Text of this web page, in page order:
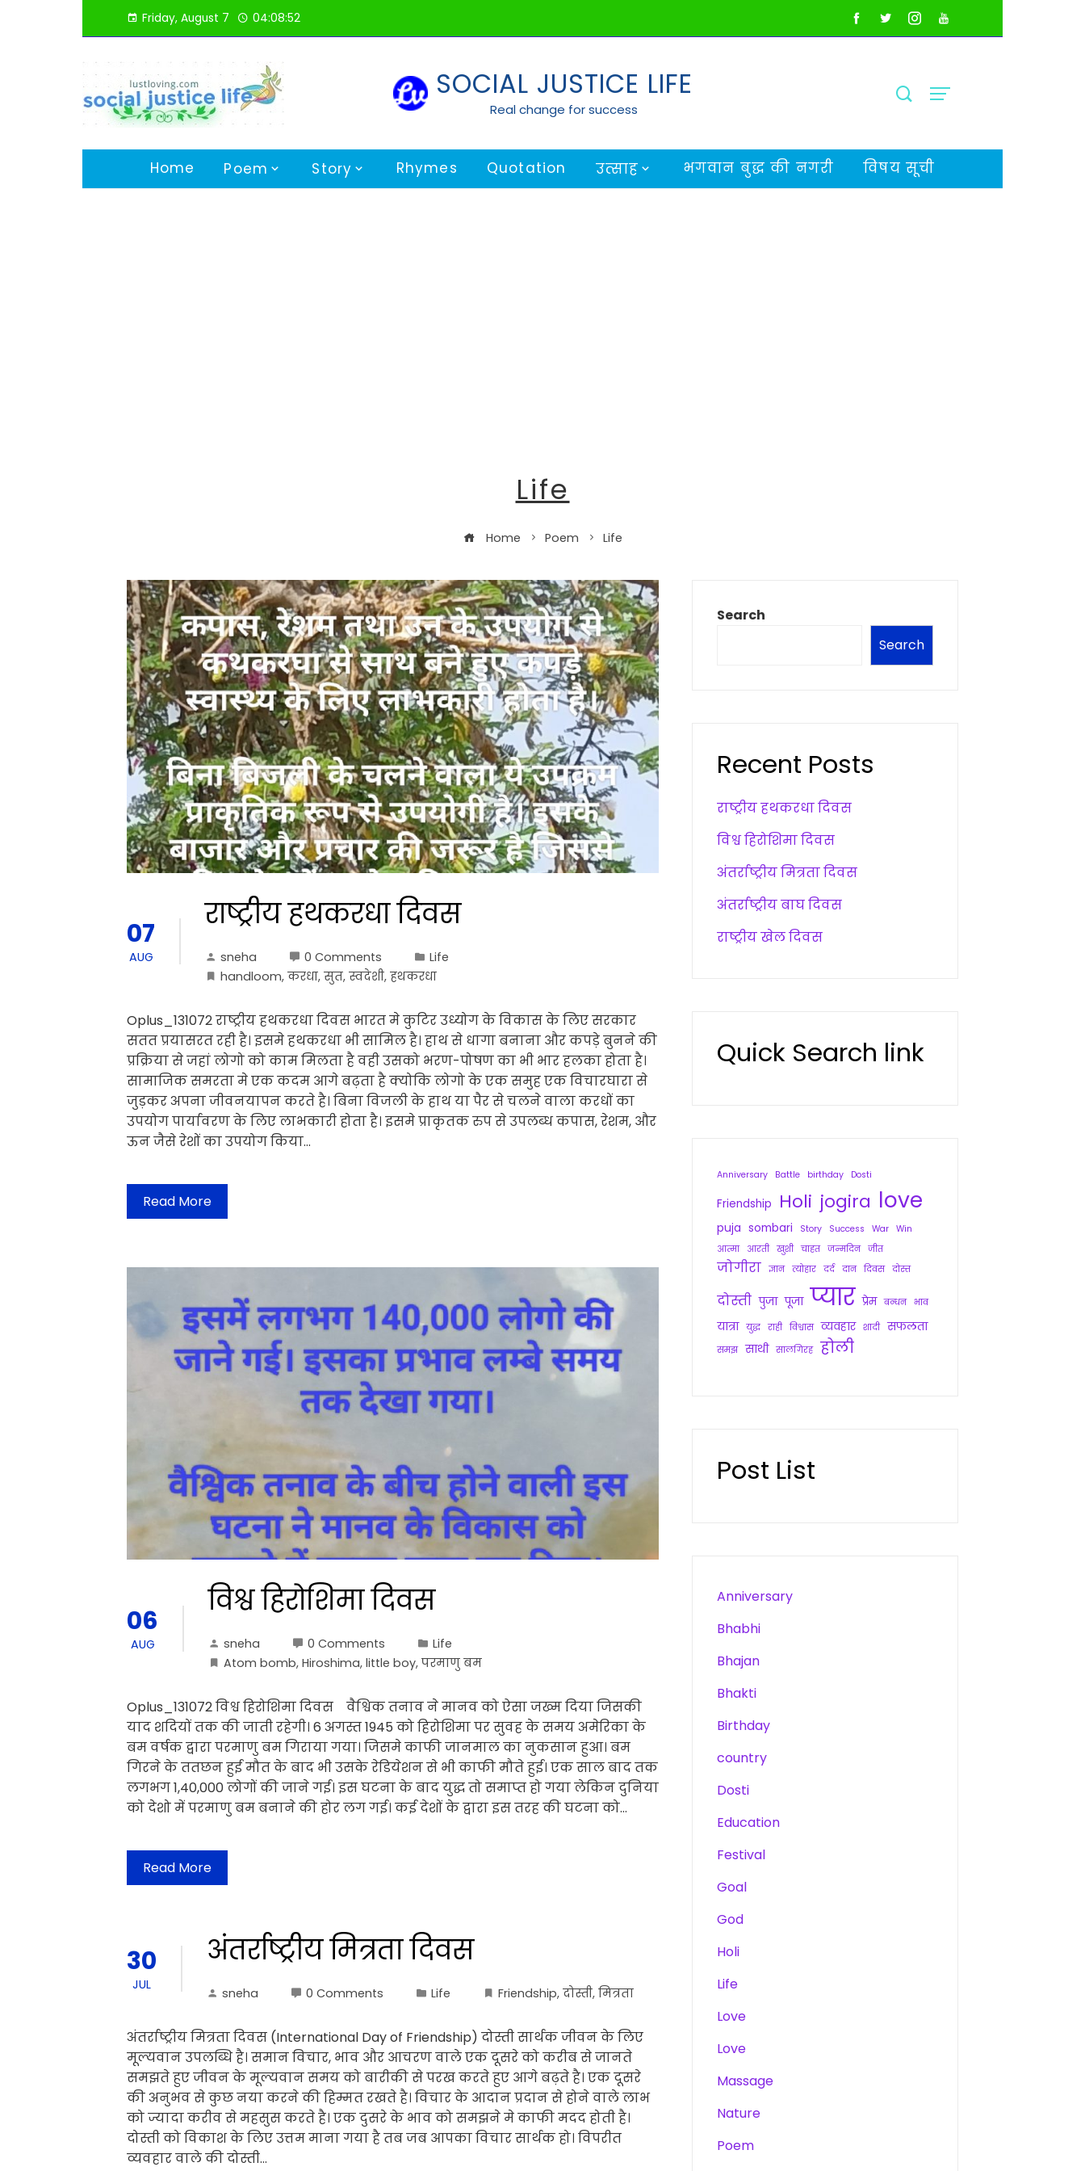
Friday, August 7 04:08:53
SOCIAL JUSTICE LIFE
Real change for success
Home Poem Story Rhymes Quotation उत्साह भगवान बुद्ध की नगरी विषय सूची
Life
Home Poem Life
07
AUG
राष्ट्रीय हथकरधा दिवस
sneha 0 Comments
Life
handloom, करधा, सुत, स्वदेशी, हथकरधा
Oplus_131072 राष्ट्रीय हथकरधा दिवस भारत मे कुटिर उध्योग के विकास के लिए सरकार
सतत प्रयासरत रही है। इसमे हथकरधा भी सामिल है। हाथ से धागा बनाना और कपड़े बुनने की
प्रक्रिया से जहां लोगो को काम मिलता है वही उसको भरण-पोषण का भी भार हलका होता है।
सामाजिक समरता मे एक कदम आगे बढ़ता है क्योकि लोगो के एक समुह एक विचारघारा से
जुड़कर अपना जीवनयापन करते है। बिना विजली के हाथ या पैर से चलने वाला करधों का
उपयोग पार्यावरण के लिए लाभकारी होता है। इसमे प्राकृतक रुप से उपलब्ध कपास, रेशम, और
ऊन जैसे रेशों का उपयोग किया…
Read More
06
AUG
विश्व हिरोशिमा दिवस
sneha 0 Comments
Life
Atom bomb, Hiroshima, little boy, परमाणु बम
Oplus_131072 विश्व हिरोशिमा दिवस वैश्विक तनाव ने मानव को ऐसा जख्म दिया जिसकी
याद शदियों तक की जाती रहेगी। 6 अगस्त 1945 को हिरोशिमा पर सुवह के समय अमेरिका के
बम वर्षक द्वारा परमाणु बम गिराया गया। जिसमे काफी जानमाल का नुकसान हुआ। बम
गिरने के ततछन हुई मौत के बाद भी उसके रेडियेशन से भी काफी मौते हुई। एक साल बाद तक
लगभग 1,40,000 लोगों की जाने गई। इस घटना के बाद युद्ध तो समाप्त हो गया लेकिन दुनिया
को देशो में परमाणु बम बनाने की होर लग गई। कई देशों के द्वारा इस तरह की घटना को…
Read More
30
JUL
अंतर्राष्ट्रीय मित्रता दिवस
sneha 0 Comments Life Friendship, दोस्ती, मित्रता
अंतर्राष्ट्रीय मित्रता दिवस (International Day of Friendship) दोस्ती सार्थक जीवन के लिए
मूल्यवान उपलब्धि है। समान विचार, भाव और आचरण वाले एक दूसरे को करीब से जानते
समझते हुए जीवन के मूल्यवान समय को बारीकी से परख करते हुए आगे बढ़ते है। एक दूसरे
की अनुभव से कुछ नया करने की हिम्मत रखते है। विचार के आदान प्रदान से होने वाले लाभ
को ज्यादा करीव से महसुस करते है। एक दुसरे के भाव को समझने मे काफी मदद होती है।
दोस्ती को विकाश के लिए उत्तम माना गया है तब जब आपका विचार सार्थक हो। विपरीत
व्यवहार वाले की दोस्ती…
Search
Search
Recent Posts
राष्ट्रीय हथकरधा दिवस
विश्व हिरोशिमा दिवस
अंतर्राष्ट्रीय मित्रता दिवस
अंतर्राष्ट्रीय बाघ दिवस
राष्ट्रीय खेल दिवस
Quick Search link
Anniversary Battle birthday Dosti
Friendship Holi jogira love
puja sombari Story Success War
Win
आत्मा
आरती खुशी चाहत जन्मदिन जीत
जोगीरा ज्ञान त्योहार दर्द दान दिवस दोस्त
दोस्ती पुजा पूजा प्यार प्रेम बन्धन भाव
यात्रा युद्ध राही विश्वास व्यवहार शादी सफलता
समझ साथी सालगिरह होली
Post List
Anniversary
Bhabhi
Bhajan
Bhakti
Birthday
country
Dosti
Education
Festival
Goal
God
Holi
Life
Love
Love
Massage
Nature
Poem